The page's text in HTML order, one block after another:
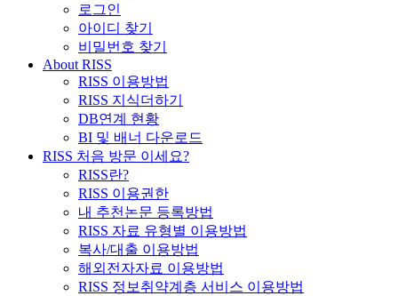
로그인
아이디 찾기
비밀번호 찾기
About RISS
RISS 이용방법
RISS 지식더하기
DB연계 현황
BI 및 배너 다운로드
RISS 처음 방문 이세요?
RISS란?
RISS 이용권한
내 추천논문 등록방법
RISS 자료 유형별 이용방법
복사/대출 이용방법
해외전자자료 이용방법
RISS 정보취약계층 서비스 이용방법